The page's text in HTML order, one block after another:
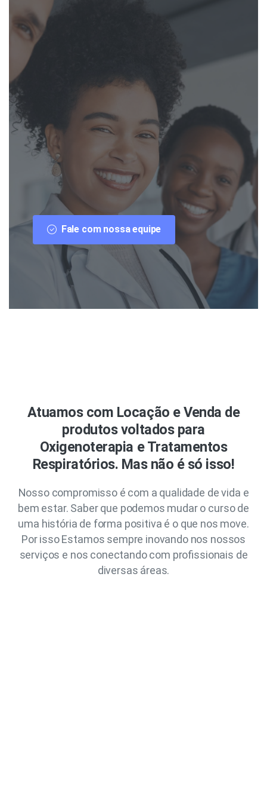
Fale com nossa equipe
Atuamos com Locação e Venda de
produtos voltados para
Oxigenoterapia e Tratamentos
Respiratórios. Mas não é só isso!
Nosso compromisso é com a qualidade de vida e
bem estar. Saber que podemos mudar o curso de
uma história de forma positiva é o que nos move.
Por isso Estamos sempre inovando nos nossos
serviços e nos conectando com profissionais de
diversas áreas.